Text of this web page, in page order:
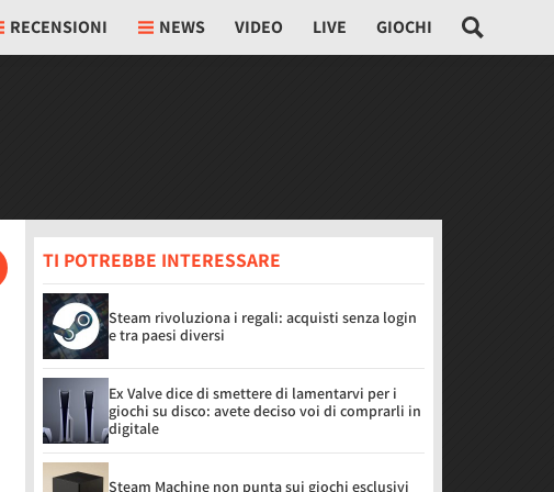
RECENSIONI NEWS VIDEO LIVE GIOCHI
TI POTREBBE INTERESSARE
Steam rivoluziona i regali: acquisti senza login
e tra paesi diversi
Ex Valve dice di smettere di lamentarvi per i
giochi su disco: avete deciso voi di comprarli in
digitale
Steam Machine non punta sui giochi esclusivi